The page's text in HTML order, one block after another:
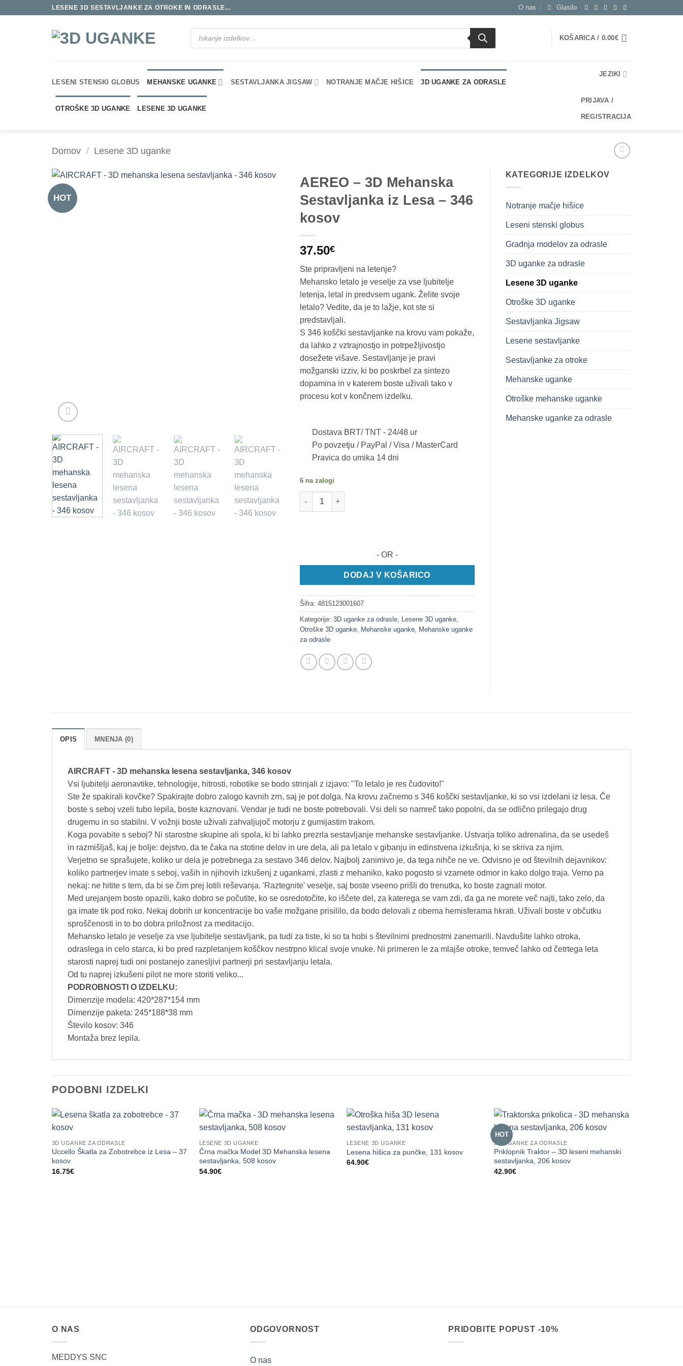
LESENE 3D SESTAVLJANKE ZA OTROKE IN ODRASLE... O nas Glasilo
Products
search
KOŠARICA / 0.00€
LESENI STENSKI GLOBUS MEHANSKE UGANKE SESTAVLJANKA JIGSAW NOTRANJE MAČJE HIŠICE 3D UGANKE ZA ODRASLE
OTROŠKE 3D UGANKE LESENE 3D UGANKE
JEZIKI
PRIJAVA /
REGISTRACIJA
Domov / Lesene 3D uganke
HOT
AEREO – 3D Mehanska
Sestavljanka iz Lesa – 346
kosov
37.50€
Ste pripravljeni na letenje?
Mehansko letalo je veselje za vse ljubitelje
letenja, letal in predvsem ugank. Želite svoje
letalo? Vedite, da je to lažje, kot ste si
predstavljali.
S 346 koščki sestavljanke na krovu vam pokaže,
da lahko z vztrajnostjo in potrpežljivostjo
dosežete višave. Sestavljanje je pravi
možganski izziv, ki bo poskrbel za sintezo
dopamina in v katerem boste uživali tako v
procesu kot v končnem izdelku.
Dostava BRT/ TNT -24/48 ur
Po povzetju / PayPal / Visa / MasterCard
Pravica do umika 14 dni
6 na zalogi
AIRCRAFT - 3D mehanska lesena sestavljanka - 346 kosov količina
- OR -
DODAJ V KOŠARICO
Šifra: 4815123001607
Kategorije: 3D uganke za odrasle, Lesene 3D uganke,
Otroške 3D uganke, Mehanske uganke, Mehanske uganke
za odrasle
KATEGORIJE IZDELKOV
Notranje mačje hišice
Leseni stenski globus
Gradnja modelov za odrasle
3D uganke za odrasle
Lesene 3D uganke
Otroške 3D uganke
Sestavljanka Jigsaw
Lesene sestavljanke
Sestavljanke za otroke
Mehanske uganke
Otroške mehanske uganke
Mehanske uganke za odrasle
OPIS MNENJA (0)
AIRCRAFT - 3D mehanska lesena sestavljanka, 346 kosov
Vsi ljubitelji aeronavtike, tehnologije, hitrosti, robotike se bodo strinjali z izjavo: "To letalo je res čudovito!"
Ste že spakirali kovčke? Spakirajte dobro zalogo kavnih zrn, saj je pot dolga. Na krovu začnemo s 346 koščki sestavljanke, ki so vsi izdelani iz lesa. Če
boste s seboj vzeli tubo lepila, boste kaznovani. Vendar je tudi ne boste potrebovali. Vsi deli so namreč tako popolni, da se odlično prilegajo drug
drugemu in so stabilni. V vožnji boste uživali zahvaljujoč motorju z gumijastim trakom.
Koga povabite s seboj? Ni starostne skupine ali spola, ki bi lahko prezrla sestavljanje mehanske sestavljanke. Ustvarja toliko adrenalina, da se usedeš
in razmišljaš, kaj je bolje: dejstvo, da te čaka na stotine delov in ure dela, ali pa letalo v gibanju in edinstvena izkušnja, ki se skriva za njim.
Verjetno se sprašujete, koliko ur dela je potrebnega za sestavo 346 delov. Najbolj zanimivo je, da tega nihče ne ve. Odvisno je od številnih dejavnikov:
koliko partnerjev imate s seboj, vaših in njihovih izkušenj z ugankami, zlasti z mehaniko, kako pogosto si vzamete odmor in kako dolgo traja. Vemo pa
nekaj: ne hitite s tem, da bi se čim prej lotili reševanja. 'Raztegnite' veselje, saj boste vseeno prišli do trenutka, ko boste zagnali motor.
Med urejanjem boste opazili, kako dobro se počutite, ko se osredotočite, ko iščete del, za katerega se vam zdi, da ga ne morete več najti, tako zelo, da
ga imate tik pod roko. Nekaj dobrih ur koncentracije bo vaše možgane prisililo, da bodo delovali z obema hemisferama hkrati. Uživali boste v občutku
sproščenosti in to bo dobra priložnost za meditacijo.
Mehansko letalo je veselje za vse ljubitelje sestavljank, pa tudi za tiste, ki so ta hobi s številnimi prednostmi zanemarili. Navdušite lahko otroka,
odraslega in celo starca, ki bo pred razpletanjem koščkov nestrpno klical svoje vnuke. Ni primeren le za mlajše otroke, temveč lahko od četrtega leta
starosti naprej tudi oni postanejo zanesljivi partnerji pri sestavljanju letala.
Od tu naprej izkušeni pilot ne more storiti veliko...
PODROBNOSTI O IZDELKU:
Dimenzije modela: 420*287*154 mm
Dimenzije paketa: 245*188*38 mm
Število kosov: 346
Montaža brez lepila.
PODOBNI IZDELKI
3D UGANKE ZA ODRASLE
Uccello Škatla za Zobotrebce iz Lesa – 37
kosov
16.75€
LESENE 3D UGANKE
Črna mačka Model 3D Mehanska lesena
sestavljanka, 508 kosov
54.90€
LESENE 3D UGANKE
Lesena hišica za punčke, 131 kosov
64.90€
HOT
3D UGANKE ZA ODRASLE
Priklopnik Traktor – 3D leseni mehanski
sestavljanka, 206 kosov
42.90€
O NAS
MEDDYS SNC
ODGOVORNOST
O nas
PRIDOBITE POPUST -10%